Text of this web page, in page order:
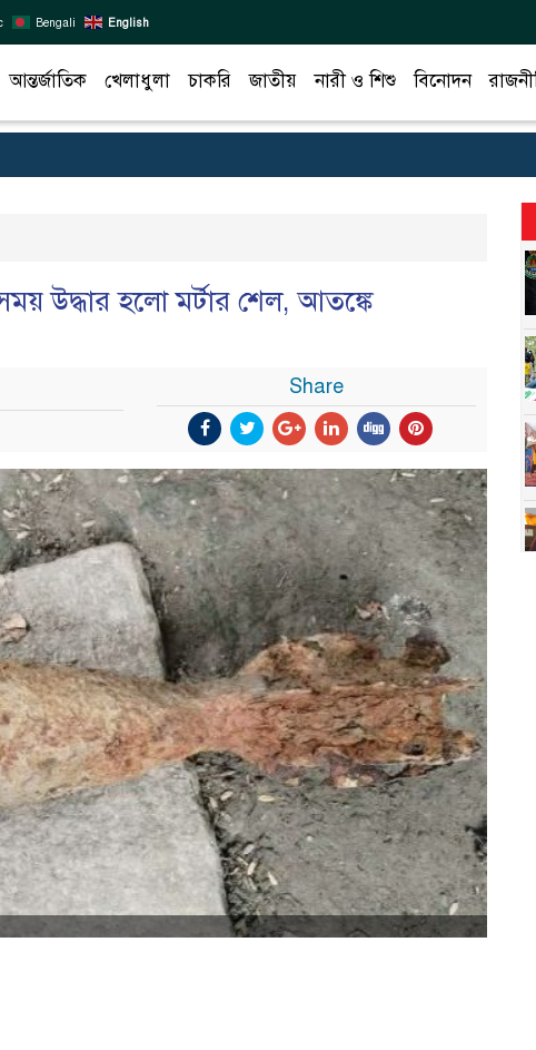
Bengali English
আন্তর্জাতিক খেলাধুলা চাকরি জাতীয় নারী ও শিশু বিনোদন
উদ্ধার হলো মর্টার শেল, আতঙ্কে
Share